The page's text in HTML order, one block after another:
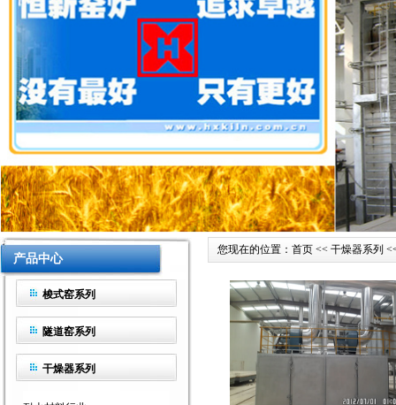
产品中心
梭式窑系列
隧道窑系列
干燥器系列
您现在的位置：首页 << 干燥器系列